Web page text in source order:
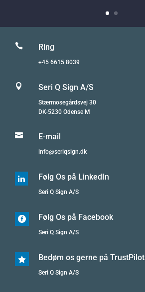
 Ring
+45 6615 8039
 Seri Q Sign A/S
Stærmosegårdsvej 30
DK-5230 Odense M
 E-mail
info@seriqsign.dk
 Følg Os på LinkedIn
Seri Q Sign A/S
 Følg Os på Facebook
Seri Q Sign A/S
 Bedøm os gerne på TrustPilot
Seri Q Sign A/S